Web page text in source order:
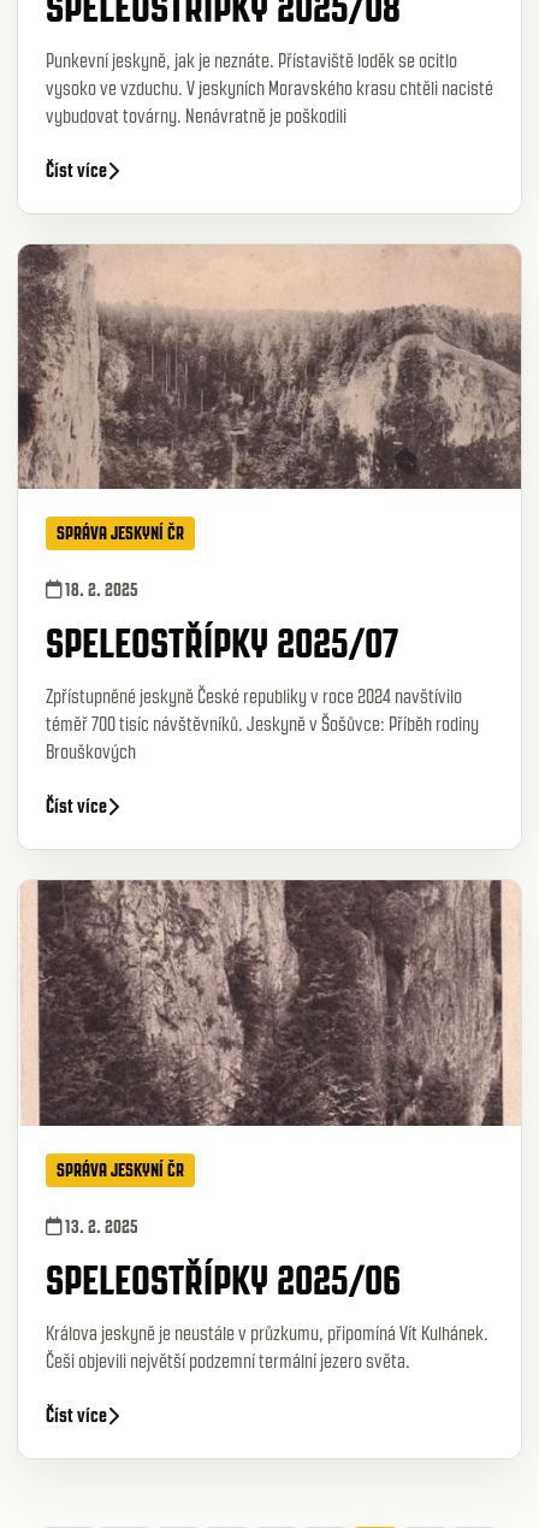
Punkevní jeskyně, jak je neznáte. Přístaviště loděk se ocitlo
vysoko ve vzduchu. V jeskyních Moravského krasu chtěli nacisté
vybudovat továrny. Nenávratně je poškodili
Číst více
SPRÁVA JESKYNÍ ČR
18. 2. 2025
SPELEOSTŘÍPKY 2025/07
Zpřístupněné jeskyně České republiky v roce 2024 navštívilo
téměř 700 tisíc návštěvníků. Jeskyně v Šošůvce: Příběh rodiny
Brouškových
Číst více
SPRÁVA JESKYNÍ ČR
13. 2. 2025
SPELEOSTŘÍPKY 2025/06
Králova jeskyně je neustále v průzkumu, připomíná Vít Kulhánek.
Češi objevili největší podzemní termální jezero světa.
Číst více